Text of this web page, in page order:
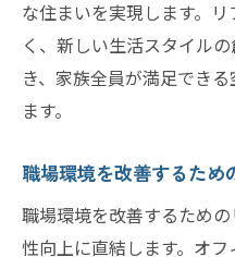
な住まいを実現します。
く、新しい生活スタイル
き、家族全員が満足でき
ます。
職場環境を改善するため
職場環境を改善するため
性向上に直結します。オフ